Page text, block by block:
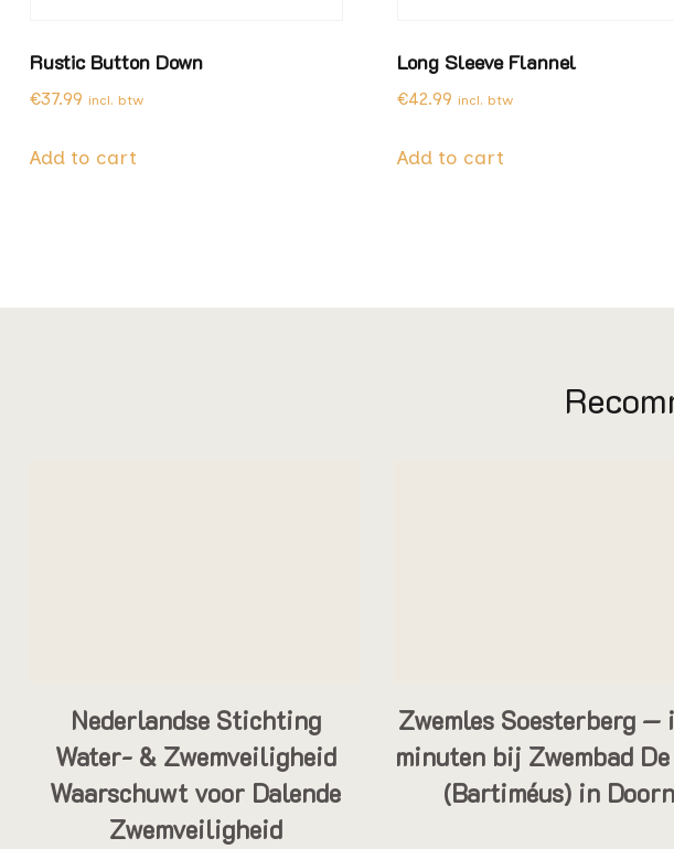
Rustic Button Down
€37.99 incl. btw
Add to cart
Long Sleeve Flannel
€42.99 incl. btw
Add to cart
Nederlandse Stichting
Water- & Zwemveiligheid
Waarschuwt voor Dalende
Zwemveiligheid
Zwemles Soesterberg —
minuten bij Zwembad
(Bartiméus) in Doorn